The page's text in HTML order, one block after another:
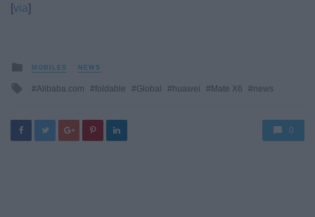
[via]
Posted
MOBILES NEWS
Tagged
Alibaba.com foldable Global huawei Mate X6 news
0